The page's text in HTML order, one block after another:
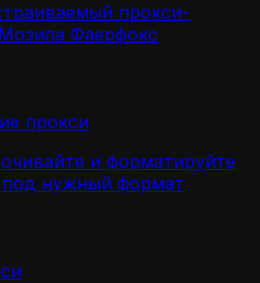
прокси-
Фаерфокс
прокси
и форматируйте
под нужный формат